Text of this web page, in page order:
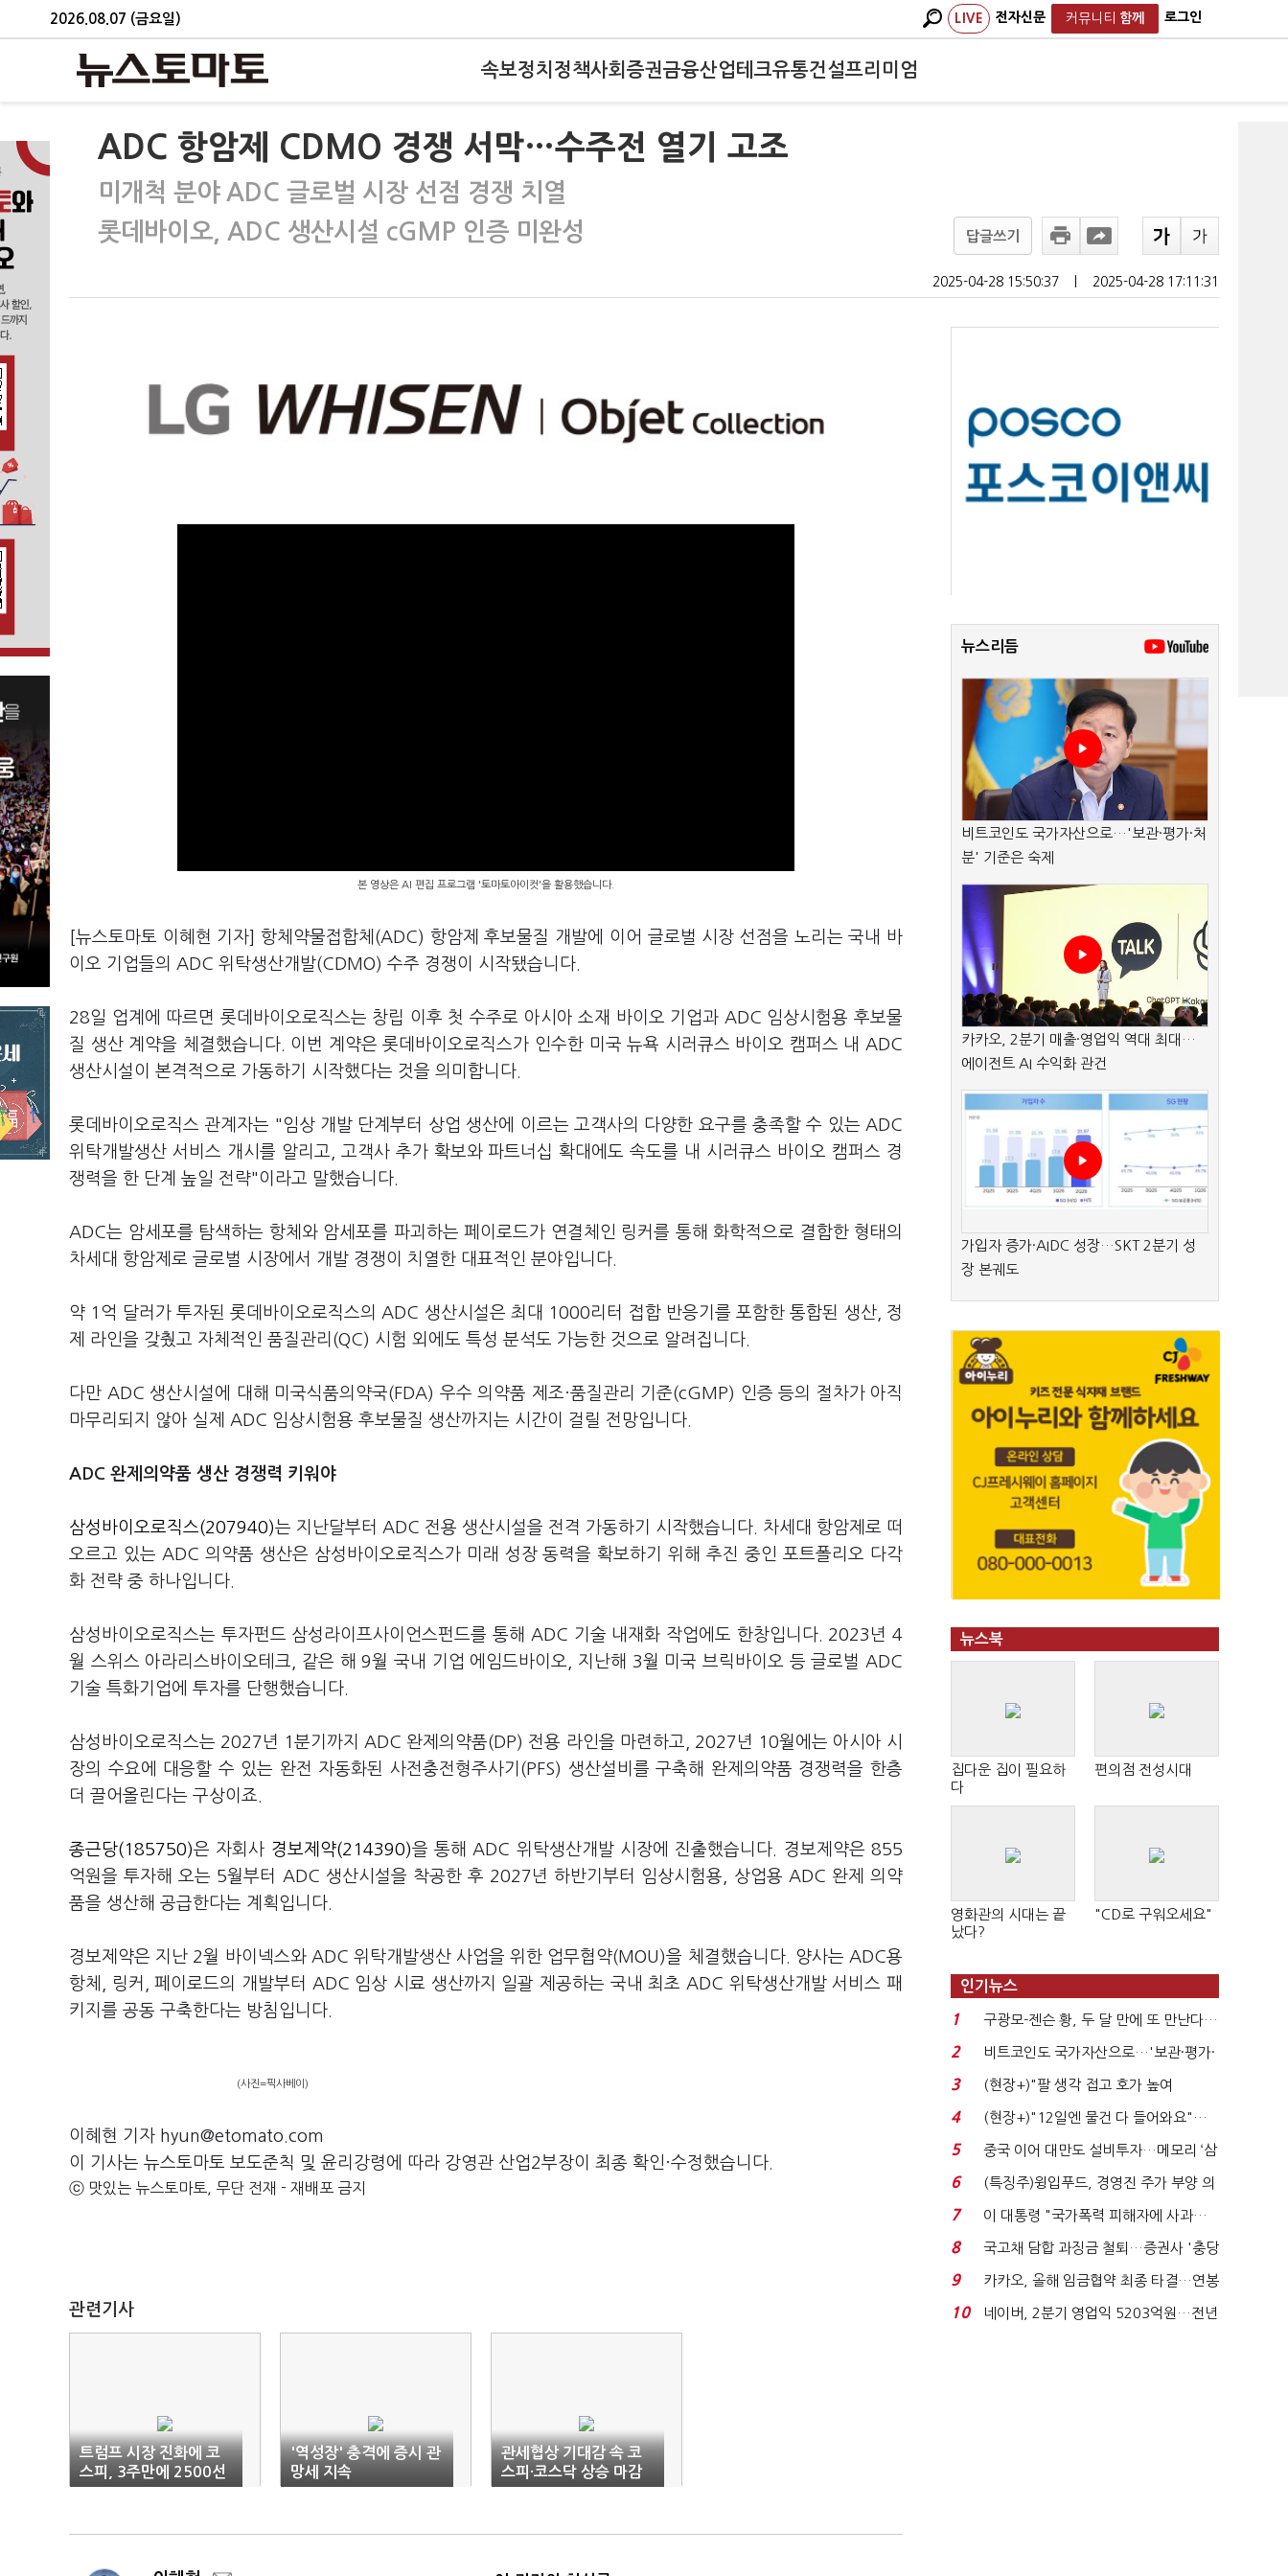
2026.08.07 (금요일) LIVE 전자신문 커뮤니티 함께 로그인
속보정치 정책사회 증권금융산업테크유통건설프리미엄
ADC 항암제 CDMO 경쟁 서막…수주전 열기 고조
미개척 분야 ADC 글로벌 시장 선점 경쟁 치열
롯데바이오, ADC 생산시설 cGMP 인증 미완성
답글쓰기
2025-04-28 15:50:37 2025-04-28 17:11:31
본 영상은 AI 편집 프로그램 '토마토아이컷'을 활용했습니다.
[뉴스토마토 이혜현 기자] 항체약물접합체(ADC) 항암제 후보물질 개발에 이어 글로벌 시장 선점을 노리는 국내 바
이오 기업들의 ADC 위탁생산개발(CDMO) 수주 경쟁이 시작됐습니다.
28일 업계에 따르면 롯데바이오로직스는 창립 이후 첫 수주로 아시아 소재 바이오 기업과 ADC 임상시험용 후보물
질 생산 계약을 체결했습니다. 이번 계약은 롯데바이오로직스가 인수한 미국 뉴욕 시러큐스 바이오 캠퍼스 내 ADC
생산시설이 본격적으로 가동하기 시작했다는 것을 의미합니다.
롯데바이오로직스 관계자는 "임상 개발 단계부터 상업 생산에 이르는 고객사의 다양한 요구를 충족할 수 있는 ADC
위탁개발생산 서비스 개시를 알리고, 고객사 추가 확보와 파트너십 확대에도 속도를 내 시러큐스 바이오 캠퍼스 경
쟁력을 한 단계 높일 전략"이라고 말했습니다.
ADC는 암세포를 탐색하는 항체와 암세포를 파괴하는 페이로드가 연결체인 링커를 통해 화학적으로 결합한 형태의
차세대 항암제로 글로벌 시장에서 개발 경쟁이 치열한 대표적인 분야입니다.
약 1억 달러가 투자된 롯데바이오로직스의 ADC 생산시설은 최대 1000리터 접합 반응기를 포함한 통합된 생산, 정
제 라인을 갖췄고 자체적인 품질관리(QC) 시험 외에도 특성 분석도 가능한 것으로 알려집니다.
다만 ADC 생산시설에 대해 미국식품의약국(FDA) 우수 의약품 제조·품질관리 기준(cGMP) 인증 등의 절차가 아직
마무리되지 않아 실제 ADC 임상시험용 후보물질 생산까지는 시간이 걸릴 전망입니다.
ADC 완제의약품 생산 경쟁력 키워야
삼성바이오로직스(207940)는 지난달부터 ADC 전용 생산시설을 전격 가동하기 시작했습니다. 차세대 항암제로 떠
오르고 있는 ADC 의약품 생산은 삼성바이오로직스가 미래 성장 동력을 확보하기 위해 추진 중인 포트폴리오 다각
화 전략 중 하나입니다.
삼성바이오로직스는 투자펀드 삼성라이프사이언스펀드를 통해 ADC 기술 내재화 작업에도 한창입니다. 2023년 4
월 스위스 아라리스바이오테크, 같은 해 9월 국내 기업 에임드바이오, 지난해 3월 미국 브릭바이오 등 글로벌 ADC
기술 특화기업에 투자를 단행했습니다.
삼성바이오로직스는 2027년 1분기까지 ADC 완제의약품(DP) 전용 라인을 마련하고, 2027년 10월에는 아시아 시
장의 수요에 대응할 수 있는 완전 자동화된 사전충전형주사기(PFS) 생산설비를 구축해 완제의약품 경쟁력을 한층
더 끌어올린다는 구상이죠.
종근당(185750)은 자회사 경보제약(214390)을 통해 ADC 위탁생산개발 시장에 진출했습니다. 경보제약은 855
억원을 투자해 오는 5월부터 ADC 생산시설을 착공한 후 2027년 하반기부터 임상시험용, 상업용 ADC 완제 의약
품을 생산해 공급한다는 계획입니다.
경보제약은 지난 2월 바이넥스와 ADC 위탁개발생산 사업을 위한 업무협약(MOU)을 체결했습니다. 양사는 ADC용
항체, 링커, 페이로드의 개발부터 ADC 임상 시료 생산까지 일괄 제공하는 국내 최초 ADC 위탁생산개발 서비스 패
키지를 공동 구축한다는 방침입니다.
(사진=픽사베이)
이혜현 기자 hyun@etomato.com
이 기사는 뉴스토마토 보도준칙 및 윤리강령에 따라 강영관 산업2부장이 최종 확인·수정했습니다.
ⓒ 맛있는 뉴스토마토, 무단 전재 - 재배포 금지
관련기사
트럼프 시장 진화에 코
스피, 3주만에 2500선
회복
'역성장' 충격에 증시 관
망세 지속
관세협상 기대감 속 코
스피·코스닥 상승 마감
뉴스리듬
비트코인도 국가자산으로…'보관·평가·처
분' 기준은 숙제
카카오, 2분기 매출·영업익 역대 최대…
에이전트 AI 수익화 관건
가입자 증가·AIDC 성장…SKT 2분기 성
장 본궤도
뉴스북
집다운 집이 필요하
다
편의점 전성시대
영화관의 시대는 끝
났다?
"CD로 구워오세요"
인기뉴스
1
구광모-젠슨 황, 두 달 만에 또 만난다…
로봇·AI 등 논...
2
비트코인도 국가자산으로…'보관·평가·
처분' 기준은 ...
3
(현장+)"팔 생각 접고 호가 높여
요"…'덜 똘똘한 한 채' 20...
4
(현장+)"12일엔 물건 다 들어와요"…
빈 매대 채우며 문 연 ...
5
중국 이어 대만도 설비투자…메모리 ‘삼
국전쟁’
6
(특징주)윙입푸드, 경영진 주가 부양 의
지에 상한가...
7
이 대통령 "국가폭력 피해자에 사과…
적극적 조사로 진...
8
국고채 담합 과징금 철퇴…증권사 '충당
금 폭탄' 우려...
9
카카오, 올해 임금협약 최종 타결…연봉
6.3% 인상·격려...
10
네이버, 2분기 영업익 5203억원…전년